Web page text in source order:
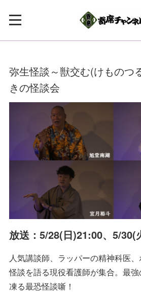
弥生怪談～獣交む(けものつ
きの怪談会
放送：5/28(日)21:00、5/
人気講談師、ラッパーの精神科医
怪談を語る現役看護師が集合。最
凍る最恐怪談噺！